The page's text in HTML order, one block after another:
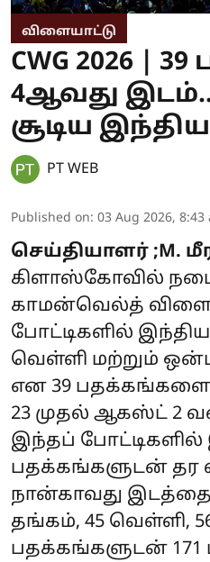
விளையாட்டு
CWG 2026 |
4ஆவது
சூடிய
PT WEB
Published on: 03 Aug 2026, 8:43
செய்தியாளர் ;M.
கிளாஸ்கோவில்
காமன்வெல்த்
போட்டிகளில்
வெள்ளி மற்றும்
என 39
23 முதல் ஆகஸ்ட் 2
இந்தப் போட்டிகளில்
பதக்கங்களுடன் தர
நான்காவது இடத்தைப்
தங்கம், 45 வெள்ளி,
பதக்கங்களுடன்